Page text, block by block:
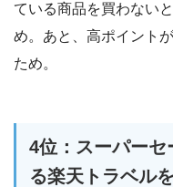
ている商品を買わない
め。あと、高ポイント
ため。
4位：スーパー
る楽天トラベル